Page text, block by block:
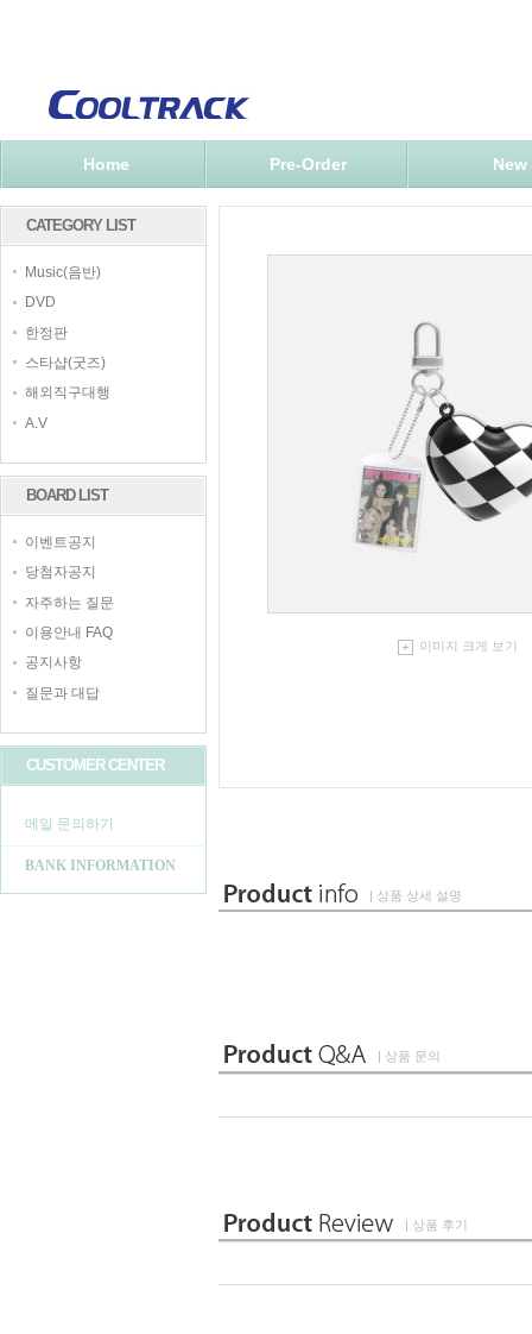
Home Pre-Order New
CATEGORY LIST
Music(음반)
DVD
한정판
스타샵(굿즈)
해외직구대행
A.V
BOARD LIST
이벤트공지
당첨자공지
자주하는 질문
이용안내 FAQ
공지사항
질문과 대답
CUSTOMER CENTER
메일 문의하기
BANK INFORMATION
이미지 크게 보기
| 상품 상세 설명
| 상품 문의
| 상품 후기